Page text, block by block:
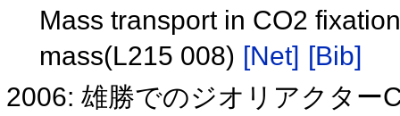
Mass transport in CO2
mass(L215 008) [Net] [Bib]
2006: 雄勝でのジオリアクター